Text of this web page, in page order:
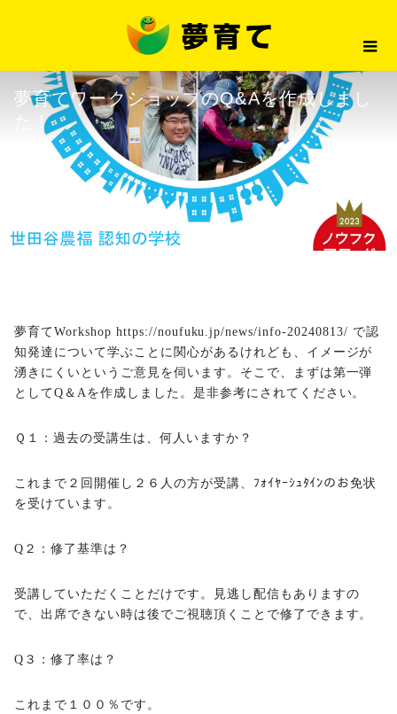
最新情報
最新情報
夢育てワークショップのQ&Aを作成しまし
た！
夢育てWorkshop https://noufuku.jp/news/info-20240813/ で認
知発達について学ぶことに関心があるけれども、イメージが
湧きにくいというご意見を伺います。そこで、まずは第一弾
としてQ＆Aを作成しました。是非参考にされてください。
Ｑ１：過去の受講生は、何人いますか？
これまで２回開催し２６人の方が受講、ﾌｫｲﾔｰｼｭﾀｲﾝのお免状
を受けています。
Q２：修了基準は？
受講していただくことだけです。見逃し配信もありますの
で、出席できない時は後でご視聴頂くことで修了できます。
Q３：修了率は？
これまで１００％です。